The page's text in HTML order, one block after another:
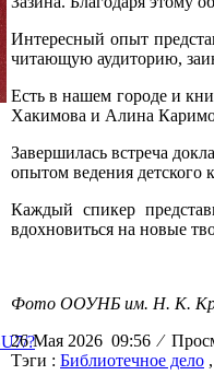
?
Интересный опыт
читающую аудиторию,
Есть в нашем городе и
Хакимова и Алина
Завершилась встреча
опытом ведения детского
Каждый спикер
вдохновиться на новые
Фото ООУНБ им. Н. К.
26 Мая 2026 09:56⁄
Тэги : Библиотечное дело ,